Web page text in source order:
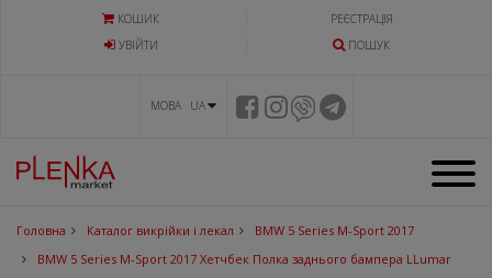
КОШИК
РЕЄСТРАЦІЯ
УВIЙТИ
ПОШУК
МОВА UA
Головна Каталог викрійки і лекал
BMW 5 Series M-Sport 2017
BMW 5 Series M-Sport 2017 Хетчбек Полка заднього бампера LLumar